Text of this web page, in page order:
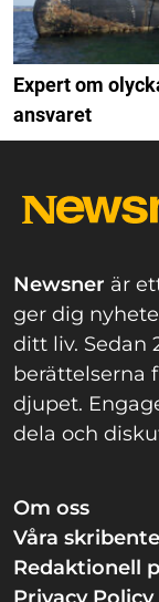
Expert om
ansvaret
Newsner är
ger dig
ditt liv. Sedan
berättelserna
djupet.
dela och
Om oss
Våra
Redaktionell
Privacy Policy